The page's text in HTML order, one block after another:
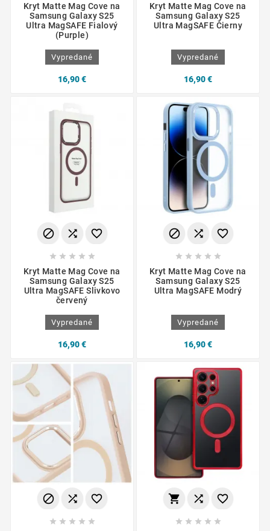
Kryt Matte Mag Cove na
Samsung Galaxy S25
Ultra MagSAFE Fialový
(Purple)
Vypredané
16,90 €
Kryt Matte Mag Cove na
Samsung Galaxy S25
Ultra MagSAFE Čierny
Vypredané
16,90 €
  
    
Kryt Matte Mag Cove na
Samsung Galaxy S25
Ultra MagSAFE Slivkovo
červený
Vypredané
16,90 €
  
    
Kryt Matte Mag Cove na
Samsung Galaxy S25
Ultra MagSAFE Modrý
Vypredané
16,90 €
  
    
  
    